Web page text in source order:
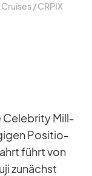
/​ CRPIX
Ce­le­brity Mill­
Po­si­tio­
führt von
zu­nächst